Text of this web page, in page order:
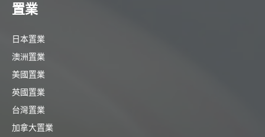
置業
日本置業
澳洲置業
美國置業
英國置業
台灣置業
加拿大置業